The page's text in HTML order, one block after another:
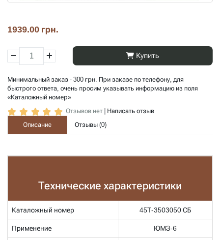
1939.00 грн.
Купить
Минимальный заказ - 300 грн. При заказе по телефону, для
быстрого ответа, очень просим указывать информацию из поля
«Каталожный номер»
Отзывов нет
Написать отзыв
Описание
Отзывы (0)
Технические характеристики
Каталожный номер 45Т-3503050 СБ
Применение ЮМЗ-6